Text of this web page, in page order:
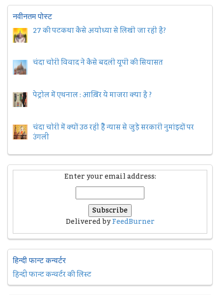
नवीनतम पोस्ट
27 की पटकथा कैसे अयोध्या से लिखी जा रही है?
चंदा चोरी विवाद ने कैसे बदली यूपी की सियासत
पेट्रोल में एथनाल : आख़िर ये माजरा क्या है ?
चंदा चोरी में क्यों उठ रही हैैं न्यास से जुड़े सरकारी नुमांइदों पर
उंगली
Enter your email address:
Delivered byFeedBurner
हिन्दी फान्ट कन्वर्टर
हिन्दी फान्ट कन्वर्टर की लिस्ट